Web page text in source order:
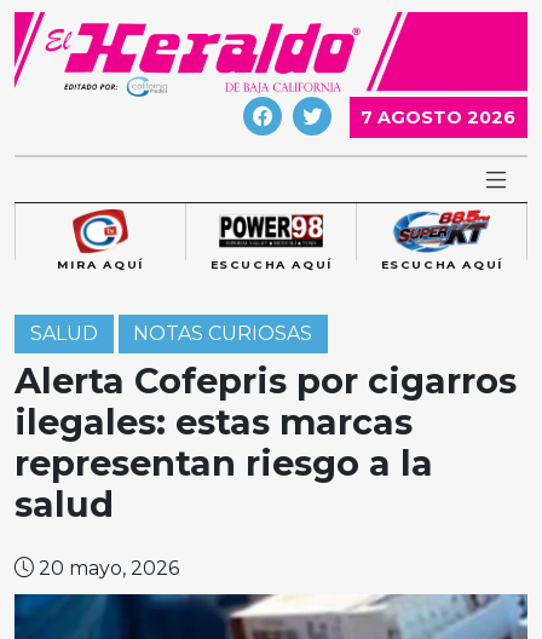
Skip
content
7 AGOSTO 2026
MIRA AQUÍ ESCUCHA AQUÍ ESCUCHA AQUÍ
SALUD NOTAS CURIOSAS
Alerta Cofepris por cigarros
ilegales: estas marcas
representan riesgo a la
salud
20 mayo, 2026